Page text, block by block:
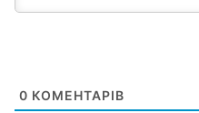
0 КОМЕНТАРІВ